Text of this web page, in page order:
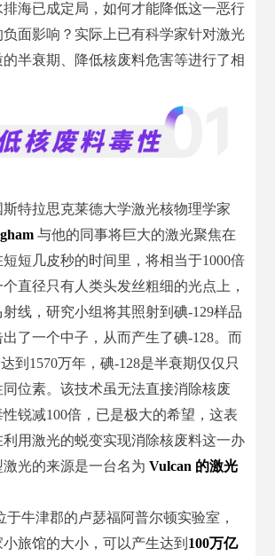
海已成定局，如何才能降低这一恶行
面影响？实际上已有科学家针对激光
半衰期、降低核废料危害等进行了相
斯特拉思克莱德大学激光核物理学家
与他的同事将巨大的激光聚焦在
短几皮秒的时间里，将相当于1000倍
直径只有人类头发丝粗细的光点上，
线，研究小组将其照射到碘-129样品
出了一个中子，从而产生了碘-128。而
到1570万年，碘-128是半衰期仅仅只
位素。该技术虽无法直接消除核废
锐减100倍，已是极大的希望，这表
用激光的蜕变实现消除核废料这一办
激光的来源是一台名为Vulcan 的激光
于牛津郡的卢瑟福阿普尔顿实验室，
旅馆的大小，可以产生达到 100万亿